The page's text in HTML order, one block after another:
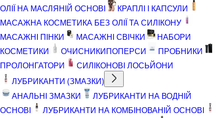
ОЛІЇ НА МАСЛЯНІЙ ОСНОВІ
КРАПЛІ І КАПСУЛИ
МАСАЖНА КОСМЕТИКА БЕЗ ОЛІЇ ТА СИЛІКОНУ
МАСАЖНІ ПІНКИ
МАСАЖНІ СВІЧКИ
НАБОРИ
КОСМЕТИКИ
ОЧИСНИКИПОПЕРСИ
ПРОБНИКИ
ПРОЛОНГАТОРИ
СИЛІКОНОВІ ЛОСЬЙОНИ
ЛУБРИКАНТИ (ЗМАЗКИ)
АНАЛЬНІ ЗМАЗКИ
ЛУБРИКАНТИ НА ВОДНІЙ
ОСНОВІ
ЛУБРИКАНТИ НА КОМБІНОВАНІЙ ОСНОВІ